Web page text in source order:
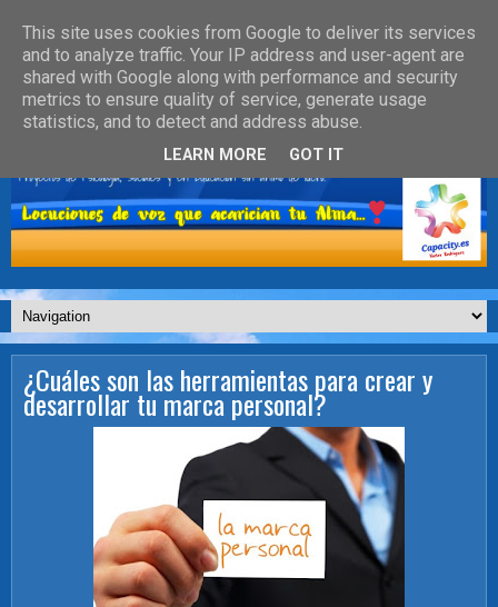
¿Cuáles son las herramientas para crear y
desarrollar tu marca personal?
This site uses cookies from Google to deliver its services
and to analyze traffic. Your IP address and user-agent are
shared with Google along with performance and security
metrics to ensure quality of service, generate usage
statistics, and to detect and address abuse.
LEARN MORE GOT IT